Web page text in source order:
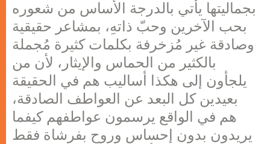
بجماليتها يأتي بالدرجة الأساس من شعوره
بحب الآخرين وحبّ ذاتهِ، بمشاعر حقيقية
وصادقة غير مُزخرفة بكلمات كثيرة مُجملة
بالكثير من الحماس والإيثار، لأن من
يلجأون إلى هكذا أساليب هم في الحقيقة
بعيدين كل البعد عن العواطف الصادقة،
هم في الواقع يرسمون عواطفهم كيفما
يريدون بدون إحساس وروح بفرشاة فقط